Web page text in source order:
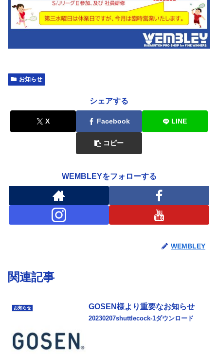
お知らせ
シェアする
X Facebook LINE
コピー
WEMBLEYをフォローする
WEMBLEY
関連記事
お知らせ GOSEN様より重要なお知らせ
20230207shuttlecock-1ダウンロード